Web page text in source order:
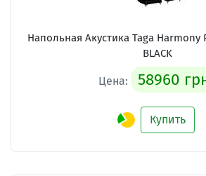
Напольная Акустика Taga Harmony
BLACK
Цена: 58960
Купить